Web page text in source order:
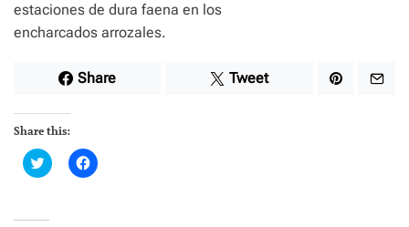
estaciones de dura faena en los
encharcados arrozales.
Share Tweet
Share this:
C
l
t
C
l